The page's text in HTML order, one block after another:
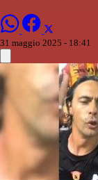
31 maggio 2025 - 18:41